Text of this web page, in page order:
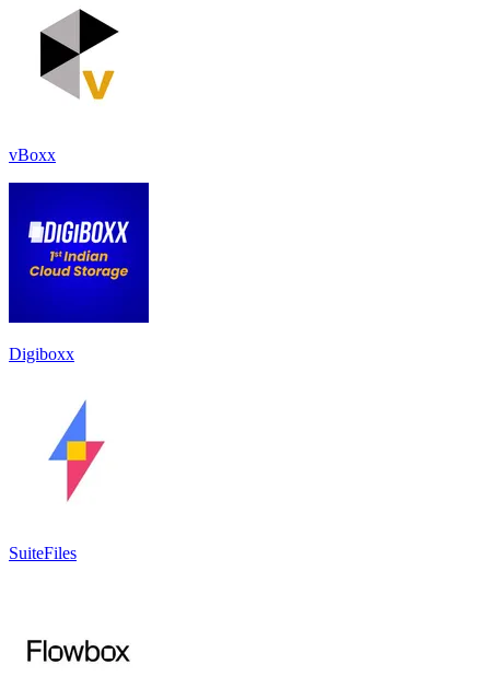
vBoxx
Digiboxx
SuiteFiles